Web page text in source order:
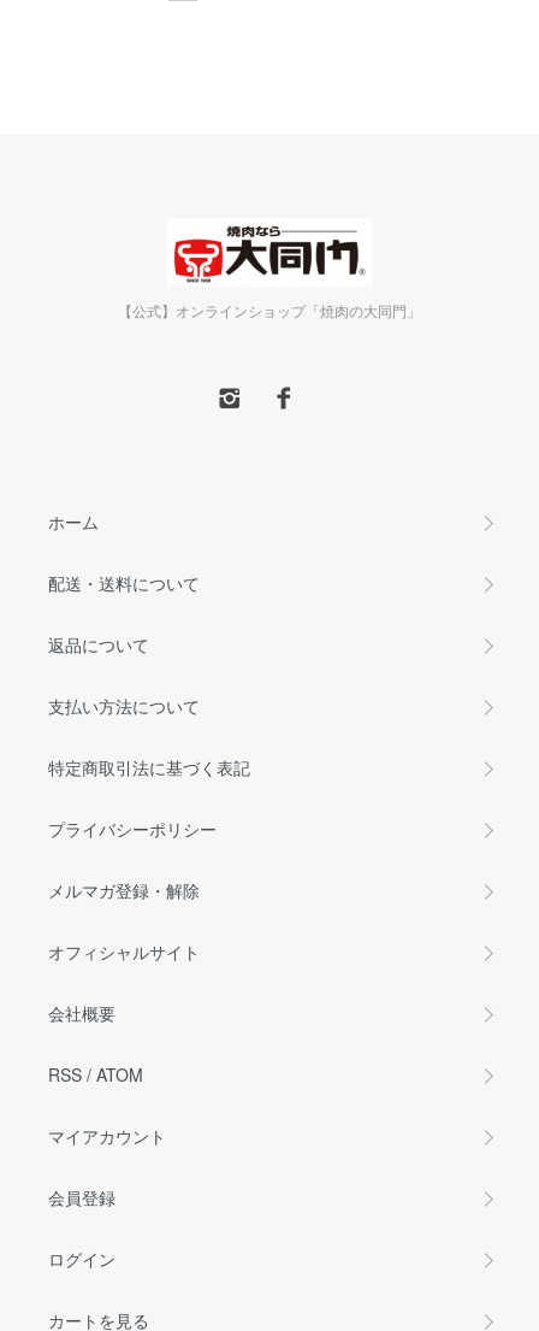
【公式】オンラインショップ「焼肉の大同門」
ホーム
配送・送料について
返品について
支払い方法について
特定商取引法に基づく表記
プライバシーポリシー
メルマガ登録・解除
オフィシャルサイト
会社概要
RSS / ATOM
マイアカウント
会員登録
ログイン
カートを見る